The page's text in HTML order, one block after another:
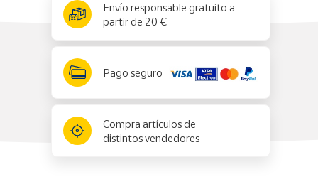
Envío responsable gratuito a
partir de 20 €
Pago seguro
Compra artículos de
distintos vendedores